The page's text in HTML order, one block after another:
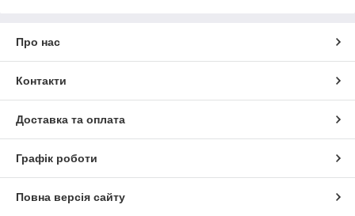
Про нас
Контакти
Доставка та оплата
Графік роботи
Повна версія сайту